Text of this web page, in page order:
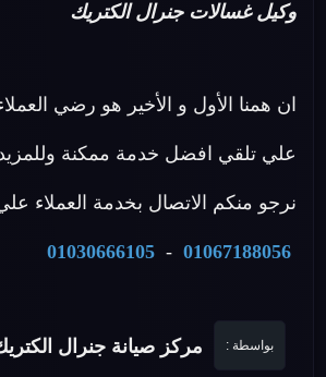
وكيل غسالات جنرال الكتريك
ان همنا الأول و الأخير هو رضي
علي تلقي افضل خدمة ممكنة
نرجو منكم الاتصال بخدمة العملاء
01067188056
-
01030666105
بواسطة : مركز صيانة جنرال